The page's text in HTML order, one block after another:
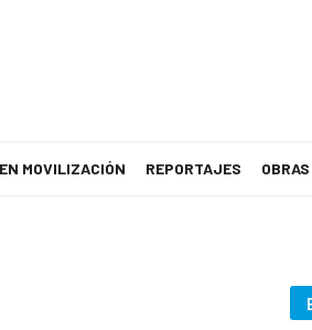
EN MOVILIZACIÓN REPORTAJES